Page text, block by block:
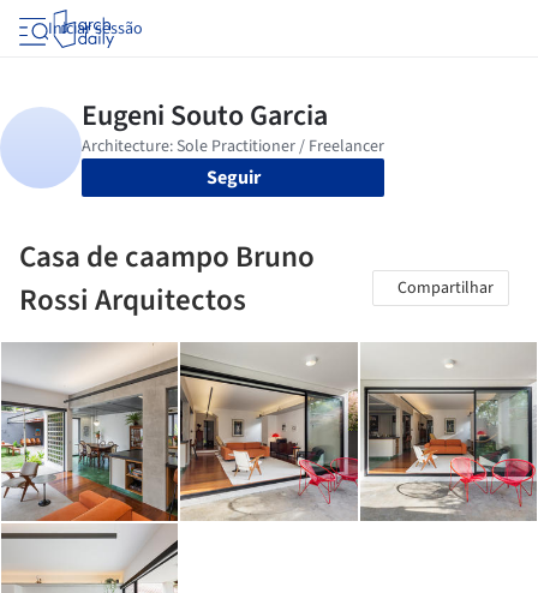
Iniciar sessão
Seguir
Casa de caampo Bruno
Rossi Arquitectos
Compartilhar